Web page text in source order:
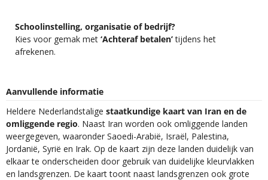
Schoolinstelling, organisatie of bedrijf?
Kies voor gemak met ‘Achteraf betalen’tijdens het
afrekenen.
Aanvullende informatie
Heldere Nederlandstalige staatkundige kaart van Iran en de
omliggende regio. Naast Iran worden ook omliggende landen
weergegeven, waaronder Saoedi-Arabië, Israël, Palestina,
Jordanië, Syrië en Irak. Op de kaart zijn deze landen duidelijk van
elkaar te onderscheiden door gebruik van duidelijke kleurvlakken
en landsgrenzen. De kaart toont naast landsgrenzen ook grote